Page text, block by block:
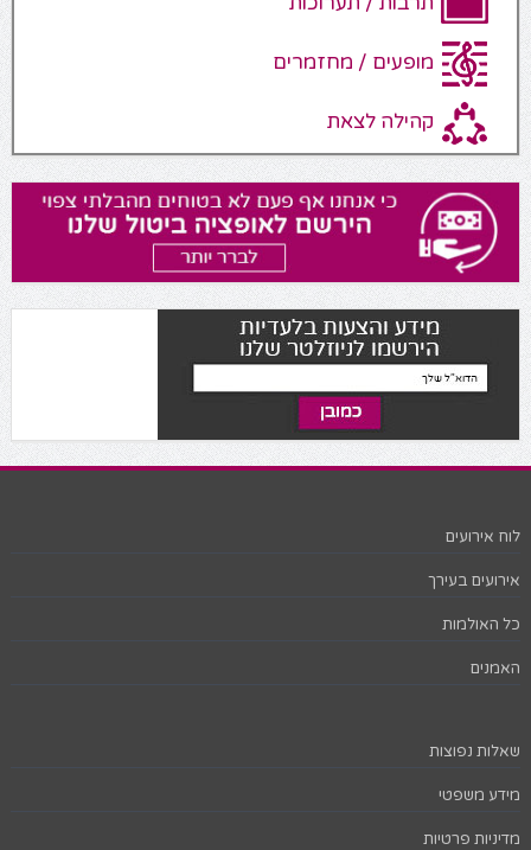
מופעים / מחזמרים
קהילה לצאת
לוח אירועים
אירועים בעירך
כל האולמות
האמנים
שאלות נפוצות
מידע משפטי
מדיניות פרטיות